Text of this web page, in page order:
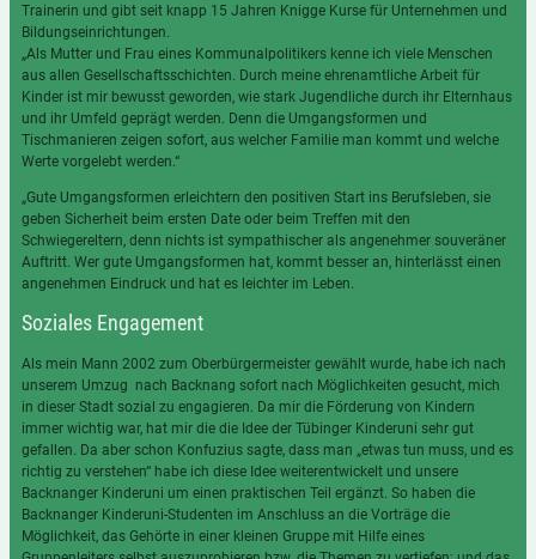
Trainerin und gibt seit knapp 15 Jahren Knigge Kurse für Unternehmen und
Bildungseinrichtungen.
„Als Mutter und Frau eines Kommunalpolitikers kenne ich viele Menschen
aus allen Gesellschaftsschichten. Durch meine ehrenamtliche Arbeit für
Kinder ist mir bewusst geworden, wie stark Jugendliche durch ihr Elternhaus
und ihr Umfeld geprägt werden. Denn die Umgangsformen und
Tischmanieren zeigen sofort, aus welcher Familie man kommt und welche
Werte vorgelebt werden.“
„Gute Umgangsformen erleichtern den positiven Start ins Berufsleben, sie
geben Sicherheit beim ersten Date oder beim Treffen mit den
Schwiegereltern, denn nichts ist sympathischer als angenehmer souveräner
Auftritt. Wer gute Umgangsformen hat, kommt besser an, hinterlässt einen
angenehmen Eindruck und hat es leichter im Leben.
Soziales Engagement
Als mein Mann 2002 zum Oberbürgermeister gewählt wurde, habe ich nach
unserem Umzug nach Backnang sofort nach Möglichkeiten gesucht, mich
in dieser Stadt sozial zu engagieren. Da mir die Förderung von Kindern
immer wichtig war, hat mir die die Idee der Tübinger Kinderuni sehr gut
gefallen. Da aber schon Konfuzius sagte, dass man „etwas tun muss, und es
richtig zu verstehen“ habe ich diese Idee weiterentwickelt und unsere
Backnanger Kinderuni um einen praktischen Teil ergänzt. So haben die
Backnanger Kinderuni-Studenten im Anschluss an die Vorträge die
Möglichkeit, das Gehörte in einer kleinen Gruppe mit Hilfe eines